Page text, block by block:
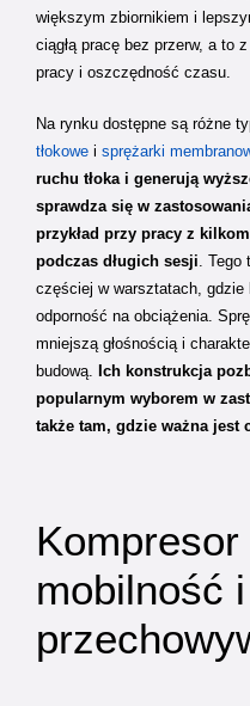
większym zbiornikiem i
ciągłą pracę bez przerw, a to
pracy i oszczędność czasu.
Na rynku dostępne są różne
tłokowe i sprężarki
ruchu tłoka i generują
sprawdza się w
przykład przy pracy z
podczas długich sesji. Tego
częściej w warsztatach,
odporność na obciążenia.
mniejszą głośnością i
budową. Ich konstrukcja
popularnym wyborem w
także tam, gdzie ważna jest
mobilność